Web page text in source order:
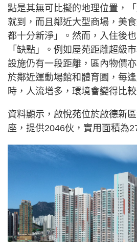
點是其無可比擬的地理位置，
就到，而且鄰近大型商場，美
都十分新淨」。然而，入住後
「缺點」。例如屋苑距離超級
設施仍有一段距離，區內物價
於鄰近運動場館和體育園，每
時，人流增多，環境會變得比較
資料顯示，啟悅苑位於啟德新
座，提供2046伙，實用面積為